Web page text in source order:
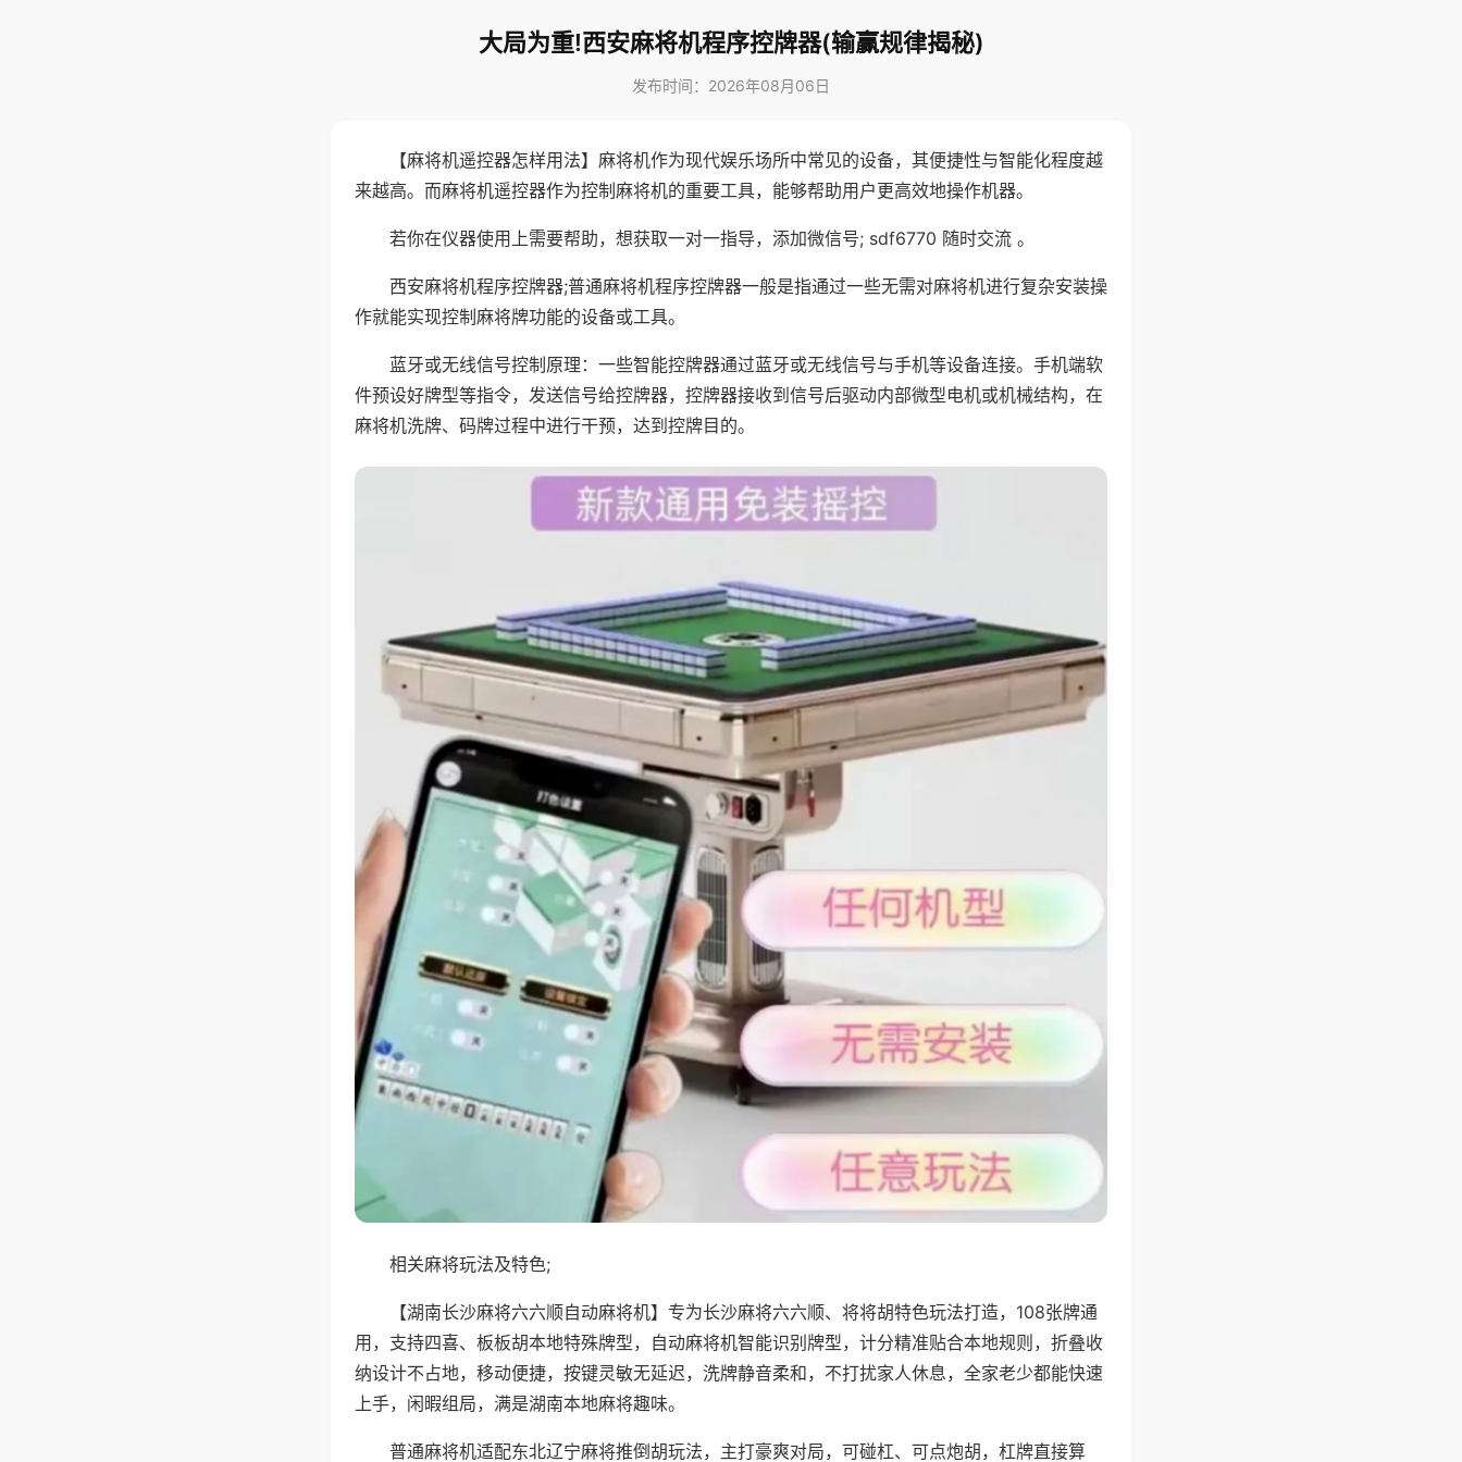
大局为重!西安麻将机程序控牌器(输赢规律揭秘)
发布时间：2026年08月06日
【麻将机遥控器怎样用法】麻将机作为现代娱乐场所中常见的设备，其便捷性与智能化程度越
来越高。而麻将机遥控器作为控制麻将机的重要工具，能够帮助用户更高效地操作机器。
若你在仪器使用上需要帮助，想获取一对一指导，添加微信号; sdf6770 随时交流 。
西安麻将机程序控牌器;普通麻将机程序控牌器一般是指通过一些无需对麻将机进行复杂安装操
作就能实现控制麻将牌功能的设备或工具。
蓝牙或无线信号控制原理：一些智能控牌器通过蓝牙或无线信号与手机等设备连接。手机端软
件预设好牌型等指令，发送信号给控牌器，控牌器接收到信号后驱动内部微型电机或机械结构，在
麻将机洗牌、码牌过程中进行干预，达到控牌目的。
相关麻将玩法及特色;
【湖南长沙麻将六六顺自动麻将机】专为长沙麻将六六顺、将将胡特色玩法打造，108张牌通
用，支持四喜、板板胡本地特殊牌型，自动麻将机智能识别牌型，计分精准贴合本地规则，折叠收
纳设计不占地，移动便捷，按键灵敏无延迟，洗牌静音柔和，不打扰家人休息，全家老少都能快速
上手，闲暇组局，满是湖南本地麻将趣味。
普通麻将机适配东北辽宁麻将推倒胡玩法，主打豪爽对局，可碰杠、可点炮胡，杠牌直接算